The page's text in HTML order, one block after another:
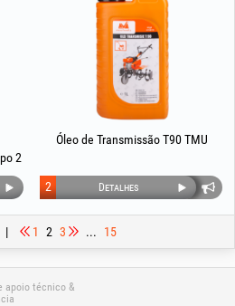
2
Óleo de Transmissão T90 TMU
Detalhes
2
| 1 2 3 ... 15
apoio técnico &